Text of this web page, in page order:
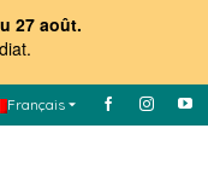
27 août.
.
Français